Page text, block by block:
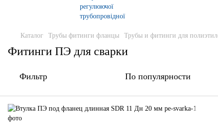
Каталог Трубы фитинги фланцы Трубы и фитинги для
Фитинги ПЭ для сварки
Фильтр По популярности